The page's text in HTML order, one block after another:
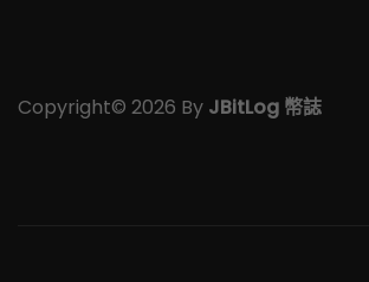
Copyright© 2026 By JBitLog 幣誌